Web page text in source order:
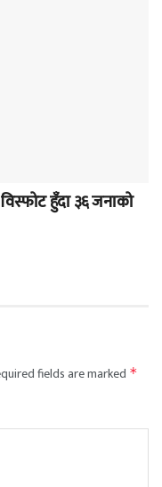
हुँदा ३६ जनाको
fields are marked *